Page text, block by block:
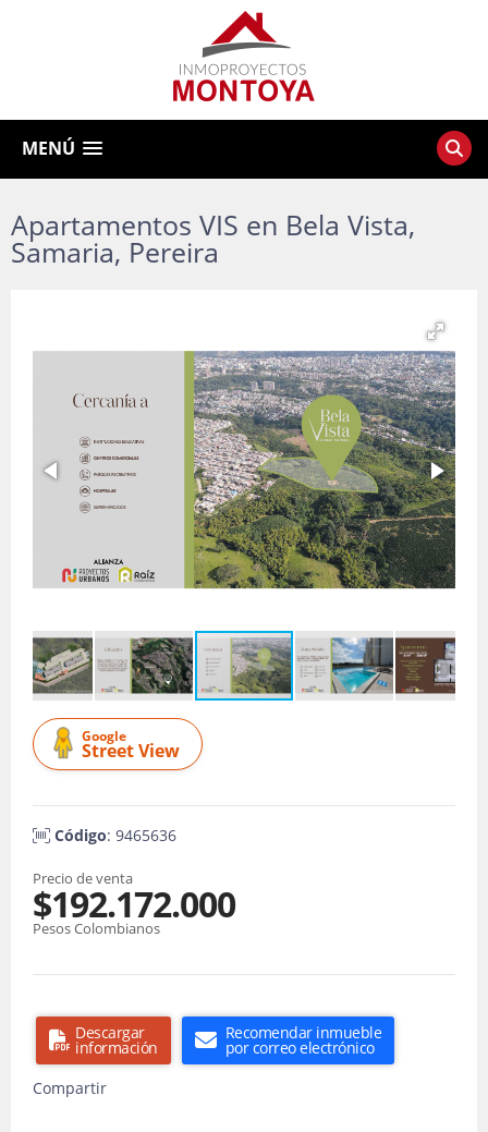
MENÚ
Apartamentos VIS en Bela Vista,
Samaria, Pereira
Google
Street View
Código: 9465636
Precio de venta
$192.172.000
Pesos Colombianos
Descargar
información
Recomendar inmueble
por correo electrónico
Compartir